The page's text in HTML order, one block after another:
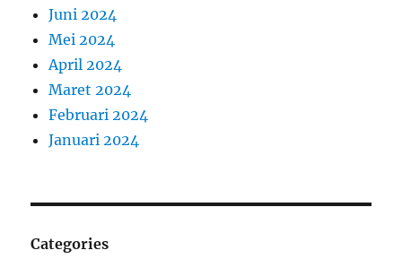
Juni 2024
Mei 2024
April 2024
Maret 2024
Februari 2024
Januari 2024
Categories